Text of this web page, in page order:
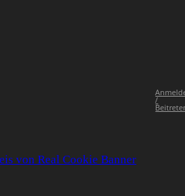
/
von Real Cookie Banner